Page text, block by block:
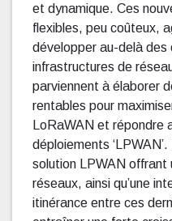
et dynamique. Ces
flexibles, peu coûteux,
développer au-delà des
infrastructures de
parviennent à élaborer
rentables pour
LoRaWAN et répondre
déploiements
solution LPWAN
réseaux, ainsi qu’une
itinérance entre ces